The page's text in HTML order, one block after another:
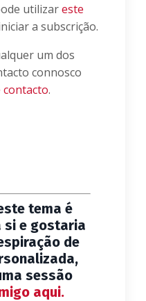
utilizareste
a subscrição.
um dos
connosco
contacto.
tema é
si e gostaria
de
sessão
aqui.